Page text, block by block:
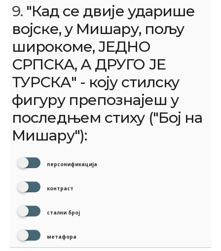
9. "Кад се двије ударише
војске, у Мишару‚ пољу
широкоме‚ ЈЕДНО
СРПСКА, А ДРУГО ЈЕ
ТУРСКА" - коју стилску
фигуру препознајеш у
последњем стиху ("Бој на
Мишару"):
персонификација
контраст
стални број
метафора